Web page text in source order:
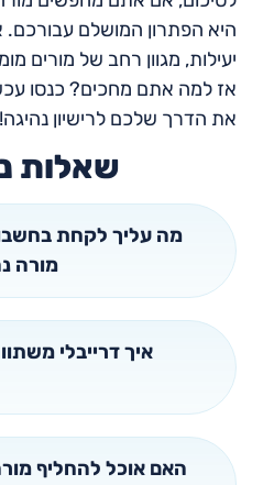
היא הפתרון המושלם עבורכם.
יעילות, מגוון רחב של מורים
אז למה אתם מחכים? כנסו
את הדרך שלכם לרישיון נהיגה!
שאלות
מה עליך לקחת
מורה
איך דרייבלי
האם אוכל להחליף